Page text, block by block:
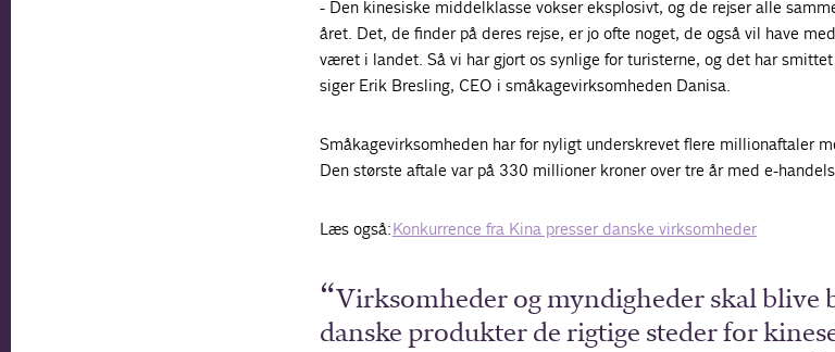
- Den kinesiske middelklasse vokser eksplosivt, og de rejser alle
året. Det, de finder på deres rejse, er jo ofte noget, de også vil have
været i landet. Så vi har gjort os synlige for turisterne, og det har
siger Erik Bresling, CEO i småkagevirksomheden Danisa.
Småkagevirksomheden har for nyligt underskrevet flere millionaftaler
Den største aftale var på 330 millioner kroner over tre år med e-
Læs også:Konkurrence fra Kina presser danske virksomheder
Virksomheder og myndigheder skal blive
danske produkter de rigtige steder for